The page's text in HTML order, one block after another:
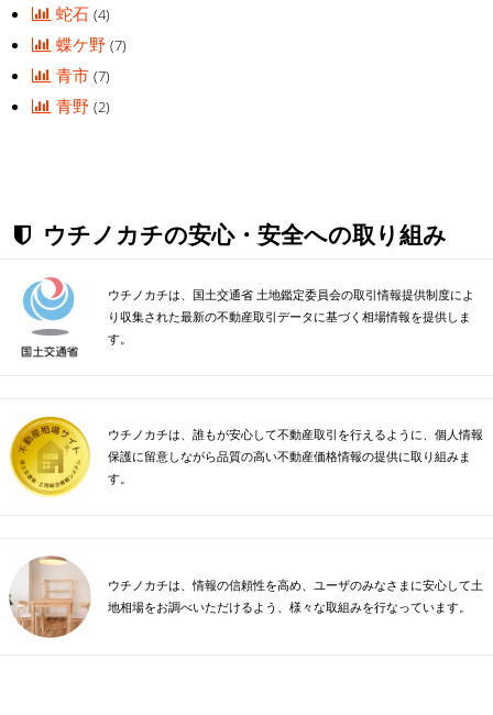
蛇石(4)
蝶ケ野(7)
青市(7)
青野(2)
ウチノカチの安心・安全への取り組み
ウチノカチは、国土交通省 土地鑑定委員会の取引情報提供制度によ
り収集された最新の不動産取引データに基づく相場情報を提供しま
す。
ウチノカチは、誰もが安心して不動産取引を行えるように、個人情報
保護に留意しながら品質の高い不動産価格情報の提供に取り組みま
す。
ウチノカチは、情報の信頼性を高め、ユーザのみなさまに安心して土
地相場をお調べいただけるよう、様々な取組みを行なっています。